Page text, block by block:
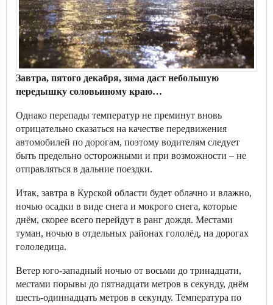
Завтра, пятого декабря, зима даст небольшую
передышку соловьиному краю…
Однако перепады температур не преминут вновь
отрицательно сказаться на качестве передвижения
автомобилей по дорогам, поэтому водителям следует
быть предельно осторожными и при возможности – не
отправляться в дальние поездки.
Итак, завтра в Курской области будет облачно и влажно,
ночью осадки в виде снега и мокрого снега, которые
днём, скорее всего перейдут в ранг дождя. Местами
туман, ночью в отдельных районах гололёд, на дорогах
гололедица.
Ветер юго-западный ночью от восьми до тринадцати,
местами порывы до пятнадцати метров в секунду, днём
шесть-одиннадцать метров в секунду. Температура по